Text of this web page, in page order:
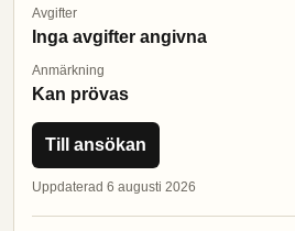
Avgifter
Inga avgifter angivna
Anmärkning
Kan prövas
Till ansökan
Uppdaterad 6 augusti 2026